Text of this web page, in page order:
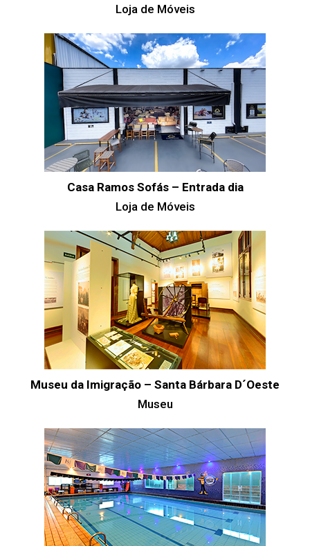
Loja de Móveis
Casa Ramos Sofás – Entrada dia
Loja de Móveis
Museu da Imigração – Santa Bárbara D´Oeste
Museu